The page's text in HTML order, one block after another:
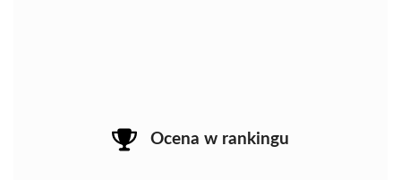
Ocena w rankingu